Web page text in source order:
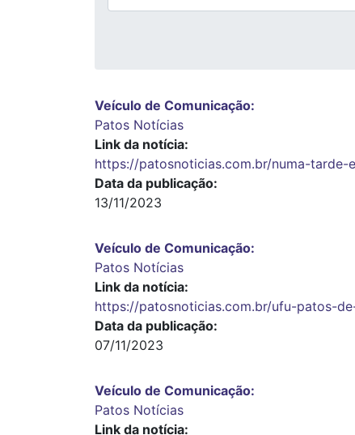
Veículo de Comunicação
Patos Notícias
Link da notícia
https://patosnoticias.com.br/numa-
Data da publicação
13/11/2023
Veículo de Comunicação
Patos Notícias
Link da notícia
https://patosnoticias.com.br/ufu-patos-
Data da publicação
07/11/2023
Veículo de Comunicação
Patos Notícias
Link da notícia